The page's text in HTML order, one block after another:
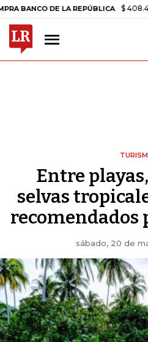
REPÚBLICA $ 408.498,97 +$
Entre
selvas
recomendados
sábado, 20 de